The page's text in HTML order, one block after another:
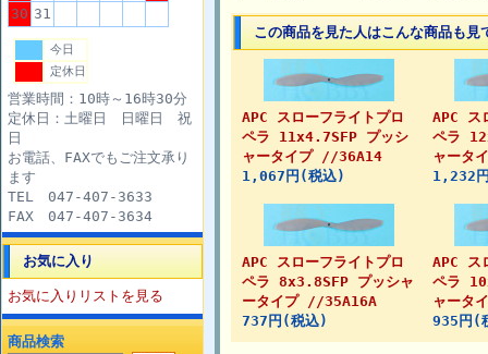
30 31
今日
定休日
営業時間：10時～16時30分
定休日：土曜日 日曜日 祝
日
お電話、FAXでもご注文承り
ます
TEL 047-407-3633
FAX 047-407-3634
お気に入り
お気に入りリストを見る
商品検索
この商品を見た人はこんな商品も見
APC スローフライトプロ
ペラ 11x4.7SFP プッシ
ャータイプ //36A14
1,067円(税込)
APC ス
ペラ
ャータ
1,232
APC スローフライトプロ
ペラ 8x3.8SFP プッシャ
ータイプ //35A16A
737円(税込)
APC ス
ペラ
ャータ
935円(